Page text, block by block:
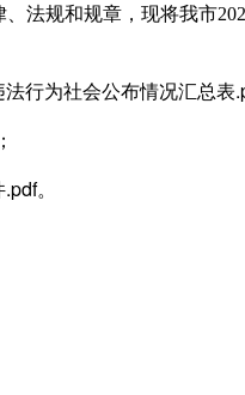
法规和规章，现将我市
行为社会公布情况汇总表
.pdf。